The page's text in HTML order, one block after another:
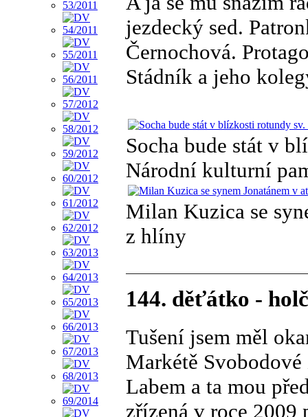
jezdecký sed.
Černochová.
Stádník a jeho
Socha bude stát v
Národní kulturní
Milan Kuzica se
z hlíny
144. děťátko -
Tušení jsem měl
Markétě
Labem a ta mou
zřízená v roce 2009